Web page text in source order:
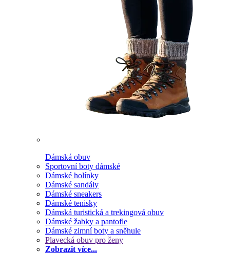
Dámská obuv
Sportovní boty dámské
Dámské holínky
Dámské sandály
Dámské sneakers
Dámské tenisky
Dámská turistická a trekingová obuv
Dámské žabky a pantofle
Dámské zimní boty a sněhule
Plavecká obuv pro ženy
Zobrazit více...